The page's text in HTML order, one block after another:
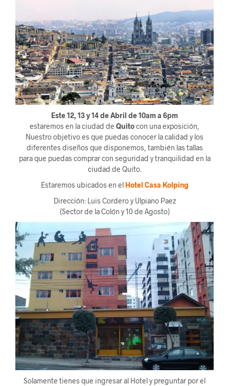
Este 12, 13 y 14 de Abril de 10am a 6pm
estaremos en la ciudad de Quitocon una exposición,
Nuestro objetivo es que puedas conocer la calidad y los
diferentes diseños que disponemos, también las tallas
para que puedas comprar con seguridad y tranquilidad en la
ciudad de Quito.
Estaremos ubicados en el Hotel Casa Kolping
Dirección: Luis Cordero y Ulpiano Paez
(Sector de la Colón y 10 de Agosto)
Solamente tienes que ingresar al Hotel y preguntar por el